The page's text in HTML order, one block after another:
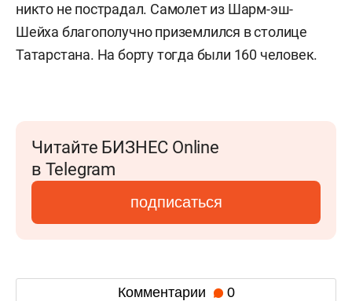
никто не пострадал. Самолет из Шарм-эш-
Шейха благополучно приземлился в столице
Татарстана. На борту тогда были 160 человек.
Читайте БИЗНЕС Online
в Telegram
подписаться
Комментарии 0